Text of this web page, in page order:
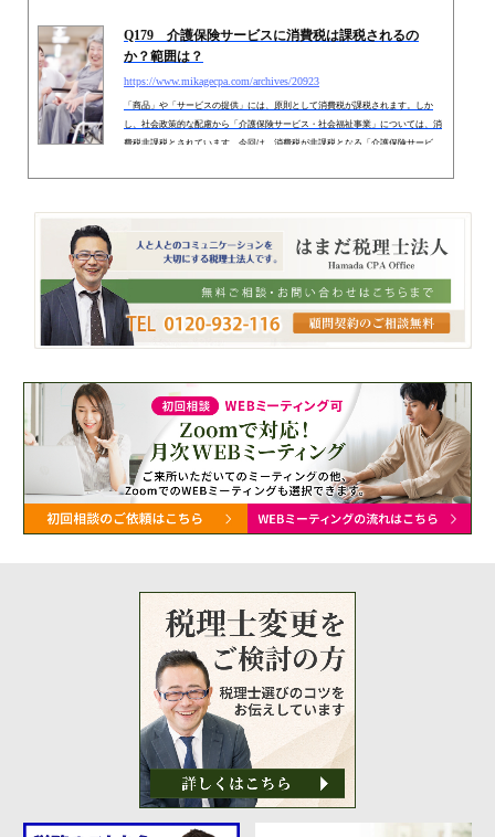
Q179 介護保険サービスに消費税は課税されるの
か？範囲は？
https://www.mikagecpa.com/archives/20923
「商品」や「サービスの提供」には、原則として消費税が課税されます。しか
し、社会政策的な配慮から「介護保険サービス・社会福祉事業」については、消
費税非課税とされています。今回は、消費税が非課税となる「介護保険サービ
介護保険サービスは原則非課税介護保険サービスは、「社会政策的な配慮」よ